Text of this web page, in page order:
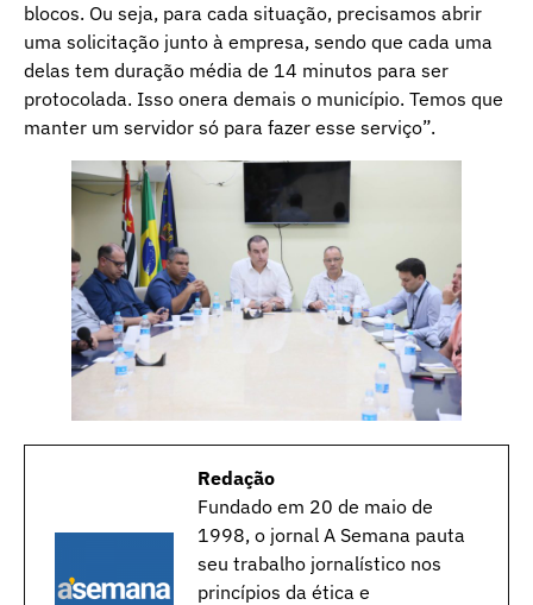
blocos. Ou seja, para cada situação, precisamos abrir
uma solicitação junto à empresa, sendo que cada uma
delas tem duração média de 14 minutos para ser
protocolada. Isso onera demais o município. Temos que
manter um servidor só para fazer esse serviço”.
Redação
Fundado em 20 de maio de
1998, o jornal A Semana pauta
seu trabalho jornalístico nos
princípios da ética e